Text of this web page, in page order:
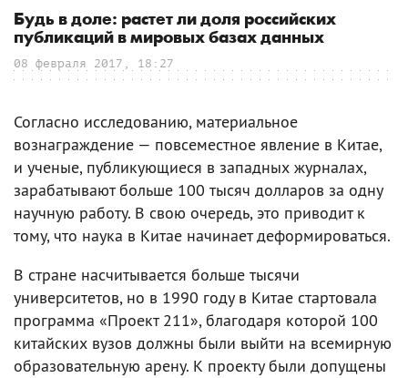
Будь в доле: растет ли доля российских
публикаций в мировых базах данных
08 февраля 2017, 18:27
Согласно исследованию, материальное
вознаграждение — повсеместное явление в Китае,
и ученые, публикующиеся в западных журналах,
зарабатывают больше 100 тысяч долларов за одну
научную работу. В свою очередь, это приводит к
тому, что наука в Китае начинает деформироваться.
В стране насчитывается больше тысячи
университетов, но в 1990 году в Китае стартовала
программа «Проект 211», благодаря которой 100
китайских вузов должны были выйти на всемирную
образовательную арену. К проекту были допущены